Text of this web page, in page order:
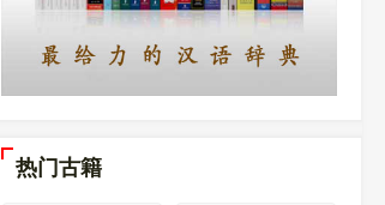
热门古籍